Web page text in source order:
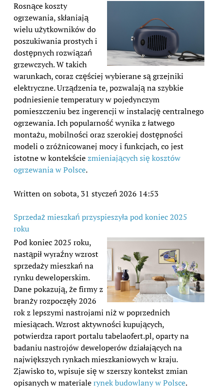
Rosnące koszty
ogrzewania, skłaniają
wielu użytkowników do
poszukiwania prostych i
dostępnych rozwiązań
grzewczych. W takich
warunkach, coraz częściej wybierane są grzejniki
elektryczne. Urządzenia te, pozwalają na szybkie
podniesienie temperatury w pojedynczym
pomieszczeniu bez ingerencji w instalację centralnego
ogrzewania. Ich popularność wynika z łatwego
montażu, mobilności oraz szerokiej dostępności
modeli o zróżnicowanej mocy i funkcjach, co jest
istotne w kontekściezmieniających się kosztów
ogrzewania w Polsce.
Written on sobota, 31 styczeń 2026 14:53
Sprzedaż mieszkań przyspieszyła pod koniec 2025
roku
Pod koniec 2025 roku,
nastąpił wyraźny wzrost
sprzedaży mieszkań na
rynku deweloperskim.
Dane pokazują, że firmy z
branży rozpoczęły 2026
rok z lepszymi nastrojami niż w poprzednich
miesiącach. Wzrost aktywności kupujących,
potwierdza raport portalu tabelaofert.pl, oparty na
badaniu nastrojów deweloperów działających na
największych rynkach mieszkaniowych w kraju.
Zjawisko to, wpisuje się w szerszy kontekst zmian
opisanych w materialerynek budowlany w Polsce.